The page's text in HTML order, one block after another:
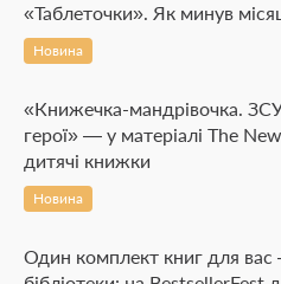
«Таблеточки». Як минув
Новина
«Книжечка-мандрівочка.
герої» — у матеріалі The
дитячі книжки
Новина
Один комплект книг для